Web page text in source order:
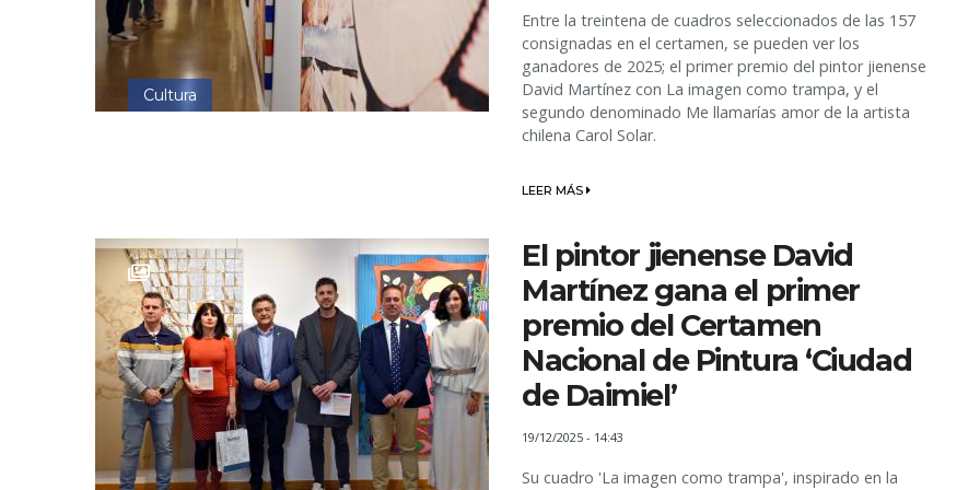
Cultura
Entre la treintena de cuadros seleccionados de las 157
consignadas en el certamen, se pueden ver los
ganadores de 2025; el primer premio del pintor jienense
David Martínez con La imagen como trampa, y el
segundo denominado Me llamarías amor de la artista
chilena Carol Solar.
LEER MÁS
El pintor jienense David
Martínez gana el primer
premio del Certamen
Nacional de Pintura ‘Ciudad
de Daimiel’
19/12/2025 - 14:43
Su cuadro 'La imagen como trampa', inspirado en la